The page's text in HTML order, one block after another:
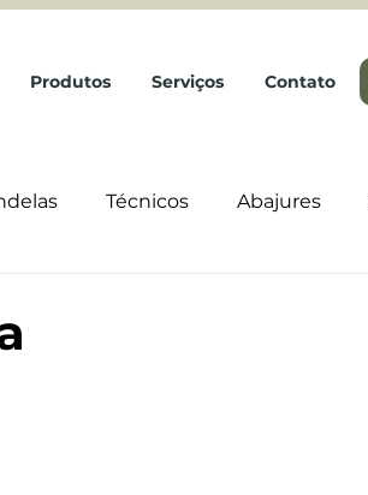
Produtos Serviços Contato
Técnicos Abajures